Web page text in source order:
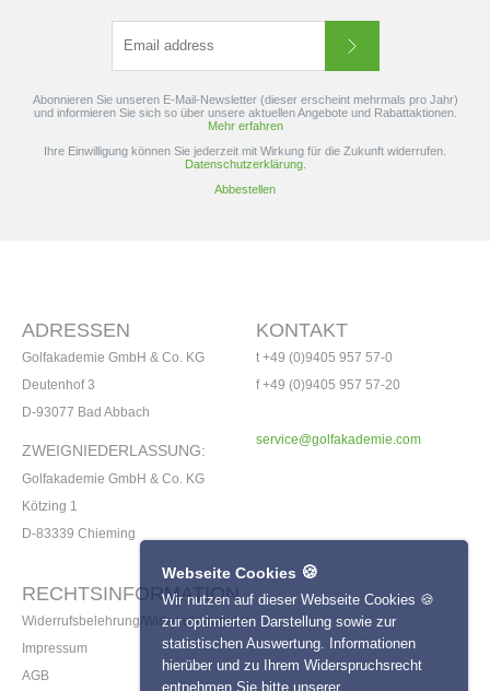
Abonnieren Sie unseren E-Mail-Newsletter (dieser erscheint mehrmals pro Jahr)
und informieren Sie sich so über unsere aktuellen Angebote und Rabattaktionen.
Mehr erfahren
Ihre Einwilligung können Sie jederzeit mit Wirkung für die Zukunft widerrufen.
Datenschutzerklärung.
Abbestellen
RECHTSINFORMATION
Widerrufsbelehrung/Widerrufsformular
Impressum
AGB
KONTAKT
t +49 (0)9405 957 57-0
f +49 (0)9405 957 57-20
service@golfakademie.com
ADRESSEN
Golfakademie GmbH & Co. KG
Deutenhof 3
D-93077 Bad Abbach
ZWEIGNIEDERLASSUNG:
Golfakademie GmbH & Co. KG
Kötzing 1
D-83339 Chieming
Webseite Cookies 🍪
Wir nutzen auf dieser Webseite Cookies 🍪
zur optimierten Darstellung sowie zur
statistischen Auswertung. Informationen
hierüber und zu Ihrem Widerspruchsrecht
entnehmen Sie bitte unserer